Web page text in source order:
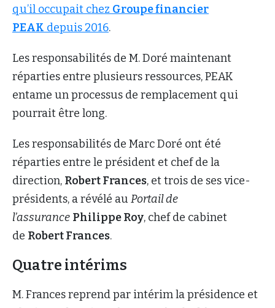
qu’il occupait chez Groupe financier
PEAK depuis 2016.
Les responsabilités de M. Doré maintenant
réparties entre plusieurs ressources, PEAK
entame un processus de remplacement qui
pourrait être long.
Les responsabilités de Marc Doré ont été
réparties entre le président et chef de la
direction, Robert Frances, et trois de ses vice-
présidents, a révélé au Portail de
l’assurance Philippe Roy, chef de cabinet
de Robert Frances.
Quatre intérims
M. Frances reprend par intérim la présidence et